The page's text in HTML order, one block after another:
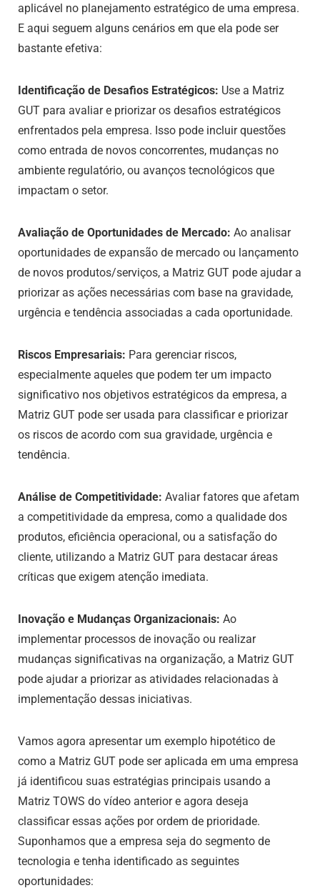
aplicável no planejamento estratégico de uma empresa.
E aqui seguem alguns cenários em que ela pode ser
bastante efetiva:
Identificação de Desafios Estratégicos: Use a Matriz
GUT para avaliar e priorizar os desafios estratégicos
enfrentados pela empresa. Isso pode incluir questões
como entrada de novos concorrentes, mudanças no
ambiente regulatório, ou avanços tecnológicos que
impactam o setor.
Avaliação de Oportunidades de Mercado: Ao analisar
oportunidades de expansão de mercado ou lançamento
de novos produtos/serviços, a Matriz GUT pode ajudar a
priorizar as ações necessárias com base na gravidade,
urgência e tendência associadas a cada oportunidade.
Riscos Empresariais: Para gerenciar riscos,
especialmente aqueles que podem ter um impacto
significativo nos objetivos estratégicos da empresa, a
Matriz GUT pode ser usada para classificar e priorizar
os riscos de acordo com sua gravidade, urgência e
tendência.
Análise de Competitividade: Avaliar fatores que afetam
a competitividade da empresa, como a qualidade dos
produtos, eficiência operacional, ou a satisfação do
cliente, utilizando a Matriz GUT para destacar áreas
críticas que exigem atenção imediata.
Inovação e Mudanças Organizacionais: Ao
implementar processos de inovação ou realizar
mudanças significativas na organização, a Matriz GUT
pode ajudar a priorizar as atividades relacionadas à
implementação dessas iniciativas.
Vamos agora apresentar um exemplo hipotético de
como a Matriz GUT pode ser aplicada em uma empresa
já identificou suas estratégias principais usando a
Matriz TOWS do vídeo anterior e agora deseja
classificar essas ações por ordem de prioridade.
Suponhamos que a empresa seja do segmento de
tecnologia e tenha identificado as seguintes
oportunidades: